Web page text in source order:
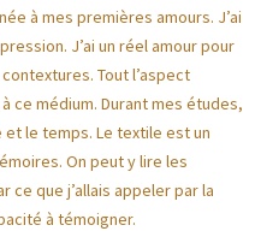
à mes premières amours. J’ai
J’ai un réel amour pour
Tout l’aspect
ce médium. Durant mes études,
et le temps. Le textile est un
On peut y lire les
ce que j’allais appeler par la
à témoigner.